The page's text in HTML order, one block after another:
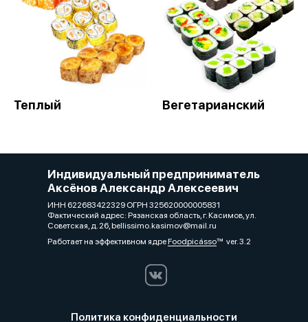
Теплый Вегетарианский
Индивидуальный предприниматель
Аксёнов Александр Алексеевич
ИНН 622683422329 ОГРН 325620000005831
Фактический адрес: Рязанская область, г. Касимов, ул.
Советская, д. 26, bellissimo.kasimov@mail.ru
Работает на эффективном ядреFoodpicássover. 3.2
Политика конфиденциальности